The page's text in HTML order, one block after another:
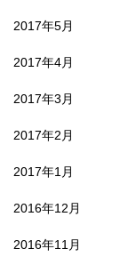
2017年5月
2017年4月
2017年3月
2017年2月
2017年1月
2016年12月
2016年11月